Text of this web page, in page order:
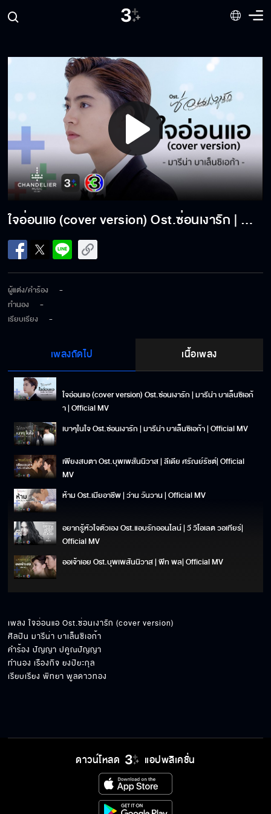
Play
Video
ใจอ่อนแอ (cover version) Ost.ซ่อนเงารัก | มารีน่า บาเล็นซิเอก้า | Official MV
ผู้แต่ง/คำร้อง
-
ทำนอง
-
เรียบเรียง
-
เพลงถัดไป เนื้อเพลง
ใจอ่อนแอ (cover version) Ost.ซ่อนเงารัก | มารีน่า บาเล็นซิเอก้
า | Official MV
เบาๆในใจ Ost.ซ่อนเงารัก | มารีน่า บาเล็นซิเอก้า | Official MV
เพียงสบตา Ost.บุพเพสันนิวาส | ลีเดีย ศรัณย์รัชต์| Official
MV
ห้าม Ost.เมียอาชีพ | ว่าน วันวาน | Official MV
อยากรู้หัวใจตัวเอง Ost.แอบรักออนไลน์ | วี วิโอเลต วอเทียร์|
Official MV
ออเจ้าเอย Ost.บุพเพสันนิวาส | พีท พล| Official MV
แสงสว่าง Ost.เขาวานให้หนูเป็นสายลับ | บอย พีซเมคเกอร์ |
Official MV
ขาดเธอขาดใจ Ost.นาคี | นัท ชาติชาย | Official MV
เพลง ใจอ่อนแอ Ost.ซ่อนเงารัก (cover version)
ศิลปิน มารีน่า บาเล็นซิเอก้า
คำร้อง ปัญญา ปคูณปัญญา
ทำนอง เรืองกิจ ยงปิยะกุล
เรียบเรียง พิทยา พูลดาวทอง
ดาวน์โหลด แอปพลิเคชั่น